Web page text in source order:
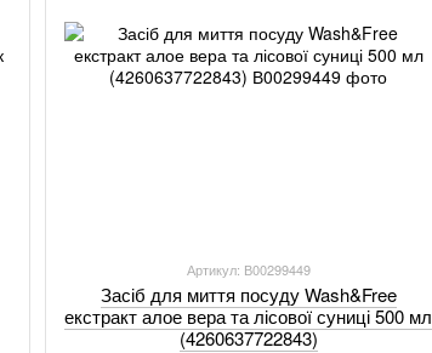
Артикул: В00299449
Засіб для миття посуду Wash&Free
екстракт алое вера та лісової суниці 500 мл
(4260637722843)